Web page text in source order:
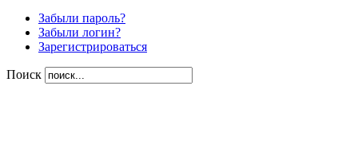
Забыли пароль?
Забыли логин?
Зарегистрироваться
Поиск